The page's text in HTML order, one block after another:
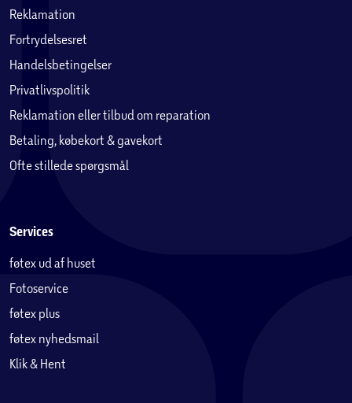
Reklamation
Fortrydelsesret
Handelsbetingelser
Privatlivspolitik
Reklamation eller tilbud om reparation
Betaling, købekort & gavekort
Ofte stillede spørgsmål
Services
føtex ud af huset
Fotoservice
føtex plus
føtex nyhedsmail
Klik & Hent